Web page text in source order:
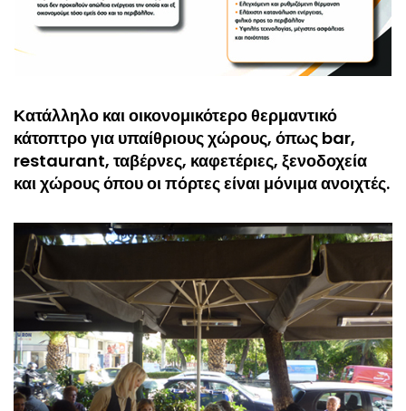
Κατάλληλο και οικονομικότερο θερμαντικό
κάτοπτρο για υπαίθριους χώρους, όπως bar,
restaurant, ταβέρνες, καφετέριες, ξενοδοχεία
και χώρους όπου οι πόρτες είναι μόνιμα ανοιχτές.